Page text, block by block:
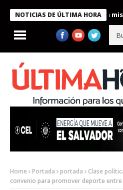
NOTICIAS DE ÚLTIMA HORA
a miembros de la misión
Home Portada portada Clase
convenio para promover deporte